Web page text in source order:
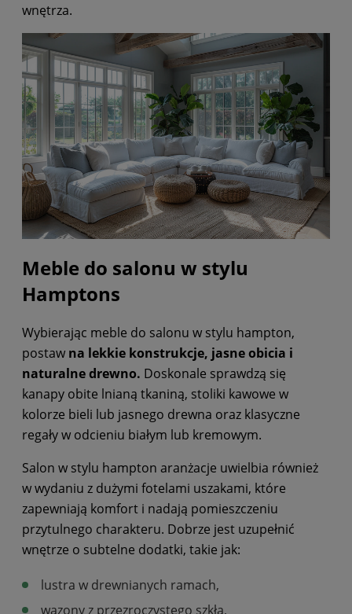
wnętrza.
Meble do salonu w stylu
Hamptons
Wybierając meble do salonu w stylu hampton,
postaw na lekkie konstrukcje, jasne obicia i
naturalne drewno. Doskonale sprawdzą się
kanapy obite lnianą tkaniną, stoliki kawowe w
kolorze bieli lub jasnego drewna oraz klasyczne
regały w odcieniu białym lub kremowym.
Salon w stylu hampton aranżacje uwielbia również
w wydaniu z dużymi fotelami uszakami, które
zapewniają komfort i nadają pomieszczeniu
przytulnego charakteru. Dobrze jest uzupełnić
wnętrze o subtelne dodatki, takie jak:
lustra w drewnianych ramach,
wazony z przezroczystego szkła,